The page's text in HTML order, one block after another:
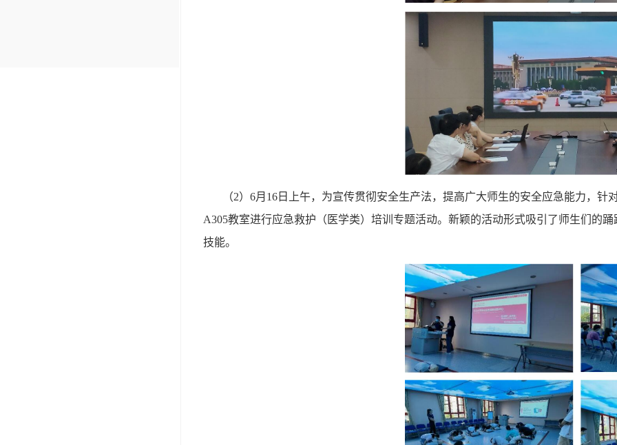
（2）6月16日上午，为宣传贯彻安全生产法，提高广大师生的安全应急能力，
A305教室进行应急救护（医学类）培训专题活动。新颖的活动形式吸引了师生们的
技能。